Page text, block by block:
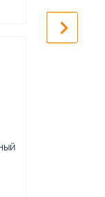
keyboard_arrow_right